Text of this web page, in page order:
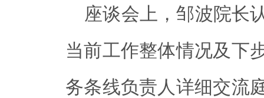
座谈会上，邹波院长
当前工作整体情况及下
务条线负责人详细交流